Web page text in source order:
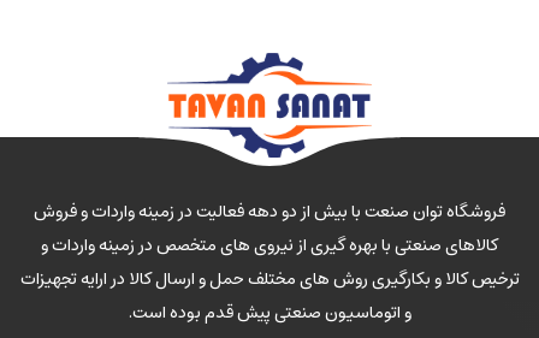
فروشگاه توان صنعت با بیش از دو دهه فعالیت در زمینه واردات و فروش
کالاهای صنعتی با بهره گیری از نیروی های متخصص در زمینه واردات و
ترخیص کالا و بکارگیری روش های مختلف حمل و ارسال کالا در ارایه تجهیزات
و اتوماسیون صنعتی پیش قدم بوده است.